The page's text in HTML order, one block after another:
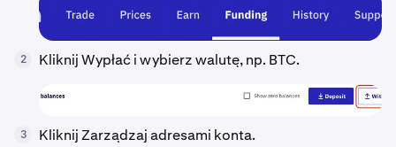
2 Kliknij Wypłać i wybierz walutę, np. BTC.
3 Kliknij Zarządzaj adresami konta.